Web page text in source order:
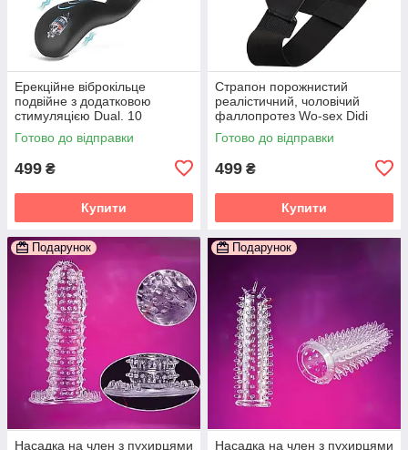
Ерекційне віброкільце
подвійне з додатковою
стимуляцією Dual. 10
режимів
Готово до відправки
499 ₴
Купити
Страпон порожнистий
реалістичний, чоловічий
фаллопротез Wo-sex Didi
Готово до відправки
499 ₴
Купити
Подарунок
Насадка на член з пухирцями
Подарунок
Насадка на член з пухирцями